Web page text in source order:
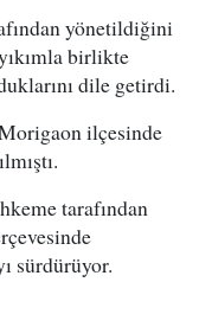
yönetildiğini
birlikte
dile getirdi.
ilçesinde
tarafından
sürdürüyor.